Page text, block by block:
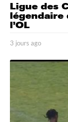
Ligue des
légendaire
l’OL
3 jours ago
o
o